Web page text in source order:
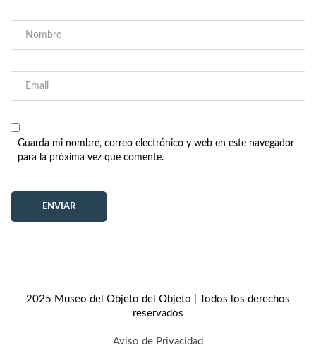
Guarda mi nombre, correo electrónico y web en este navegador
para la próxima vez que comente.
2025 Museo del Objeto del Objeto | Todos los derechos
reservados
Aviso de Privacidad